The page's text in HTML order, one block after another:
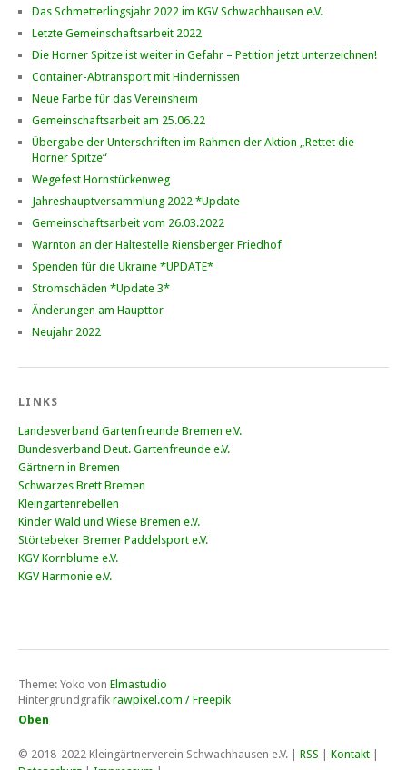
Das Schmetterlingsjahr 2022 im KGV Schwachhausen e.V.
Letzte Gemeinschaftsarbeit 2022
Die Horner Spitze ist weiter in Gefahr – Petition jetzt unterzeichnen!
Container-Abtransport mit Hindernissen
Neue Farbe für das Vereinsheim
Gemeinschaftsarbeit am 25.06.22
Übergabe der Unterschriften im Rahmen der Aktion „Rettet die
Horner Spitze“
Wegefest Hornstückenweg
Jahreshauptversammlung 2022 *Update
Gemeinschaftsarbeit vom 26.03.2022
Warnton an der Haltestelle Riensberger Friedhof
Spenden für die Ukraine *UPDATE*
Stromschäden *Update 3*
Änderungen am Haupttor
Neujahr 2022
LINKS
Landesverband Gartenfreunde Bremen e.V.
Bundesverband Deut. Gartenfreunde e.V.
Gärtnern in Bremen
Schwarzes Brett Bremen
Kleingartenrebellen
Kinder Wald und Wiese Bremen e.V.
Störtebeker Bremer Paddelsport e.V.
KGV Kornblume e.V.
KGV Harmonie e.V.
Theme: Yoko von Elmastudio
Hintergrundgrafik rawpixel.com / Freepik
Oben
© 2018-2022 Kleingärtnerverein Schwachhausen e.V. | RSS Kontakt